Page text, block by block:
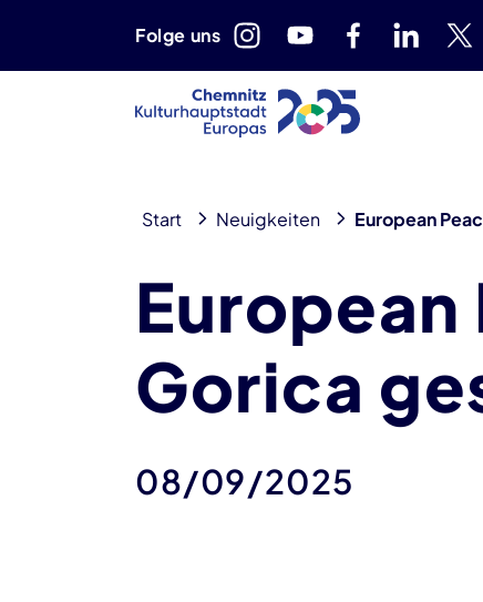
Folge uns
Start Neuigkeiten European
European
Gorica
08/09/2025